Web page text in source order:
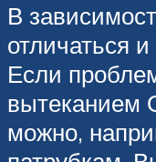
В
отличаться
Если
вытеканием
можно,